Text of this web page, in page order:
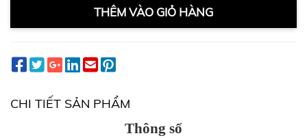
THÊM VÀO GIỎ HÀNG
CHI TIẾT SẢN PHẨM
Thông số